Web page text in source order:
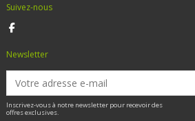
Suivez-nous
Newsletter
Inscrivez-vous à notre newsletter pour recevoir des
offres exclusives.